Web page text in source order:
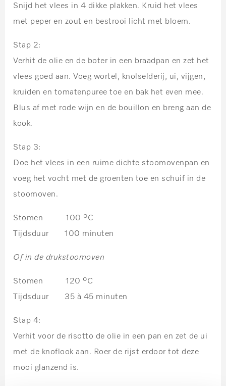
Snijd het vlees in 4 dikke plakken. Kruid het vlees
met peper en zout en bestrooi licht met bloem.
Stap 2:
Verhit de olie en de boter in een braadpan en zet het
vlees goed aan. Voeg wortel, knolselderij, ui, vijgen,
kruiden en tomatenpuree toe en bak het even mee.
Blus af met rode wijn en de bouillon en breng aan de
kook.
Stap 3:
Doe het vlees in een ruime dichte stoomovenpan en
voeg het vocht met de groenten toe en schuif in de
stoomoven.
Stomen 100 ºC
Tijdsduur 100 minuten
Of in de drukstoomoven
Stomen 120 ºC
Tijdsduur 35 à 45 minuten
Stap 4:
Verhit voor de risotto de olie in een pan en zet de ui
met de knoflook aan. Roer de rijst erdoor tot deze
mooi glanzend is.